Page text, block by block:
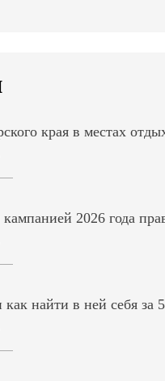
края в местах
2026 года
как найти в ней себя за